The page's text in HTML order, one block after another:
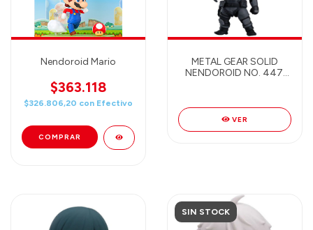
Nendoroid Mario
$363.118
$326.806,20 con Efectivo
METAL GEAR SOLID
NENDOROID NO. 447:
VER
SIN STOCK